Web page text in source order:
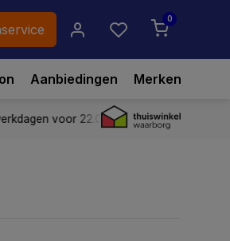
0
Aanbiedingen Merken
voor 22.00 uur besteld,vandaag